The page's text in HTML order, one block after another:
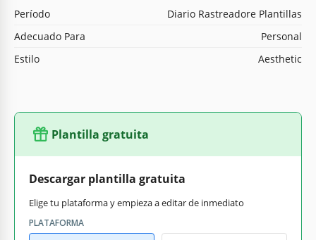
Período
Diario Rastreadore Plantillas
Adecuado Para
Personal
Estilo
Aesthetic
Plantilla gratuita
Descargar plantilla gratuita
Elige tu plataforma y empieza a editar de inmediato
PLATAFORMA